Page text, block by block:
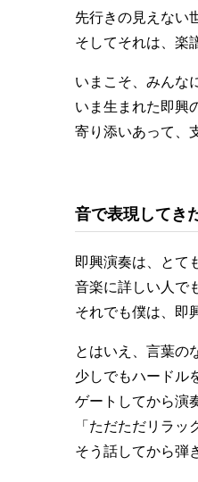
先行きの見えない
そしてそれは、楽
いまこそ、みんな
いま生まれた即興
寄り添いあって、
音で表現してき
即興演奏は、とて
音楽に詳しい人で
それでも僕は、即
とはいえ、言葉の
少しでもハードル
ゲートしてから演
「ただただリラ
そう話してから弾